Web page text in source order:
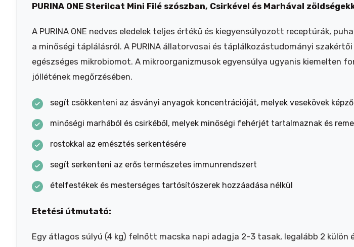
PURINA ONE Sterilcat Mini Filé szószban, Csirkével és Marhával
A PURINA ONE nedves eledelek teljes értékű és kiegyensúlyozott receptúrák,
a minőségi táplálásról. A PURINA állatorvosai és táplálkozástudományi
egészséges mikrobiomot. A mikroorganizmusok egyensúlya ugyanis kiemelten
jóllétének megőrzésében.
segít csökkenteni az ásványi anyagok koncentrációját, melyek vesekövek
minőségi marhából és csirkéből, melyek minőségi fehérjét tartalmaznak és
rostokkal az emésztés serkentésére
segít serkenteni az erős természetes immunrendszert
ételfestékek és mesterséges tartósítószerek hozzáadása nélkül
Etetési útmutató:
Egy átlagos súlyú (4 kg) felnőtt macska napi adagja 2-3 tasak, legalább 2 külön